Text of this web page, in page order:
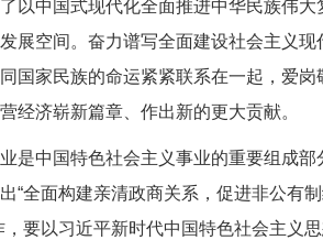
中国式现代化全面推进中华民族伟大
展空间。奋力谱写全面建设社会主义
国家民族的命运紧紧联系在一起，爱
经济崭新篇章、作出新的更大贡献。
中国特色社会主义事业的重要组成部
全面构建亲清政商关系，促进非公有
要以习近平新时代中国特色社会主义